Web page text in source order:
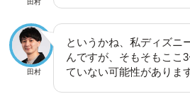
田村
田村
というかね、私ディズニ
んですが、そもそもここ
ていない可能性がありま